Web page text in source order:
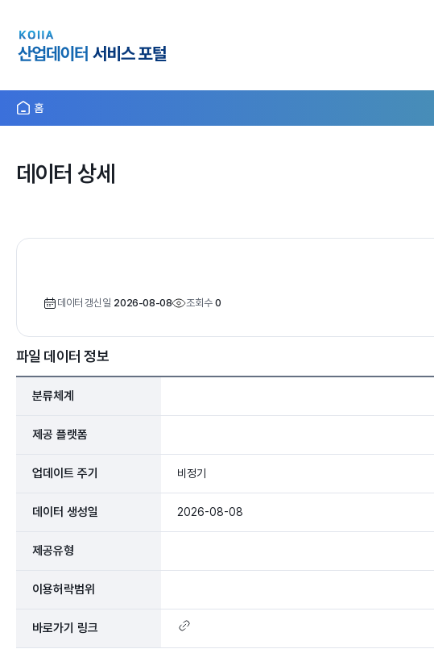
홈
데이터 상세
데이터 갱신일 2026-08-08 조회수 0
파일 데이터 정보
분류체계
제공 플랫폼
업데이트 주기 비정기
데이터 생성일 2026-08-08
제공유형
이용허락범위
바로가기 링크